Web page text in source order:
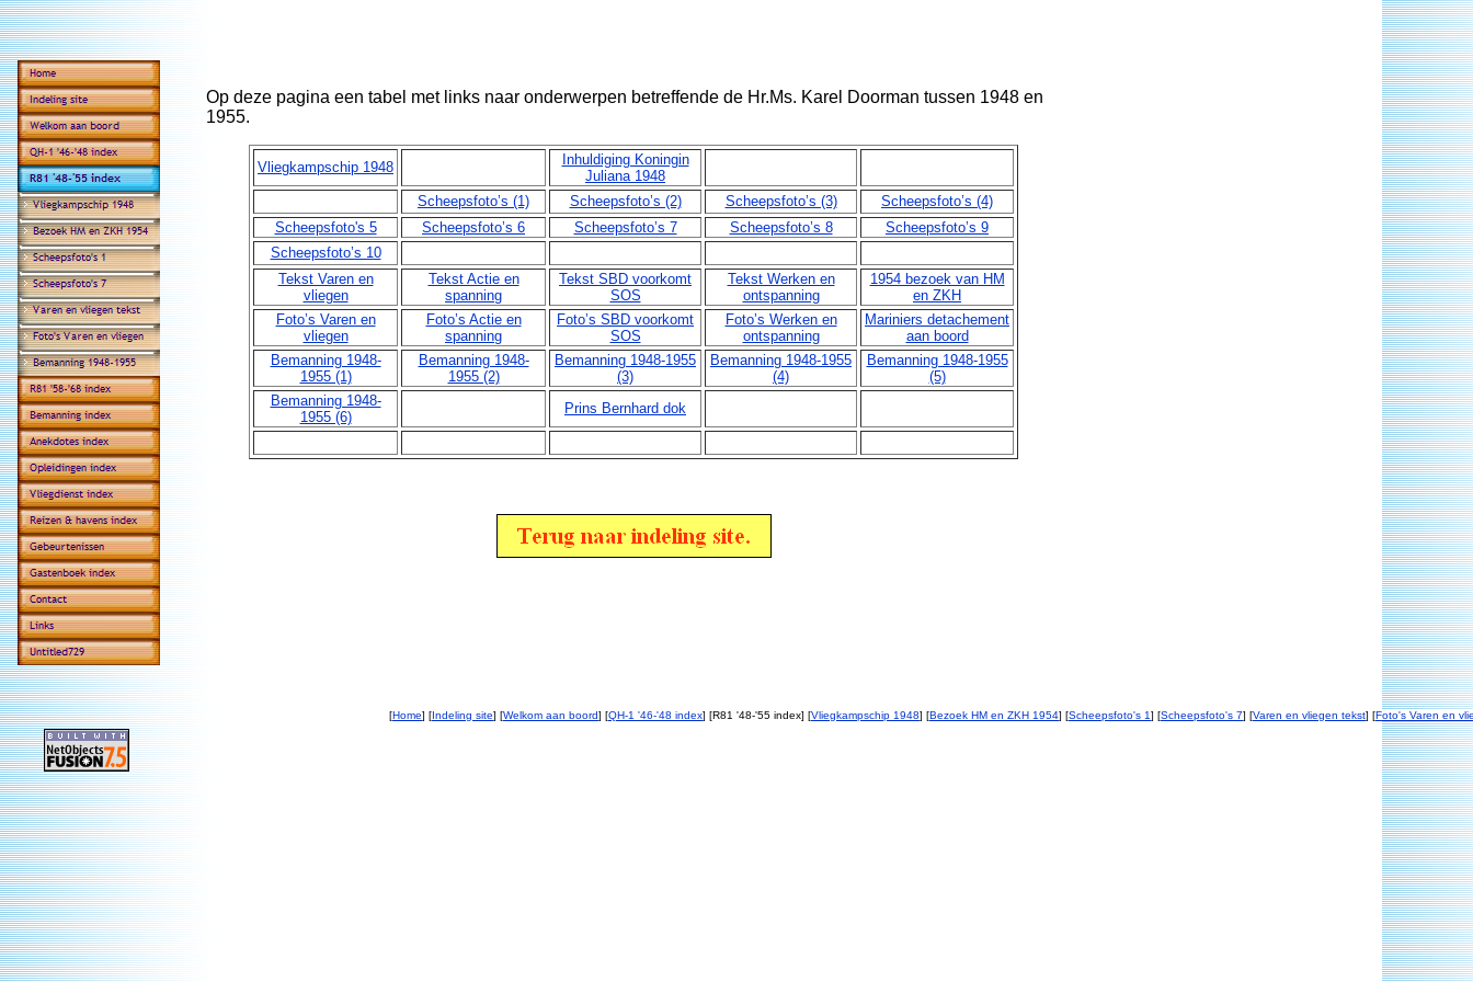
Op deze pagina een tabel met links naar onderwerpen betreffende de Hr.Ms. Karel Doorman tussen 1948 en
1955.
Vliegkampschip 1948
Inhuldiging Koningin
Juliana 1948
Scheepsfoto’s (1)
Scheepsfoto’s (2) Scheepsfoto’s (3)
Scheepsfoto’s (4)
Scheepsfoto's 5
Scheepsfoto’s 6 Scheepsfoto’s 7 Scheepsfoto’s 8
Scheepsfoto’s 9
Scheepsfoto’s 10
Tekst Varen en
vliegen
Tekst Actie en
spanning
Tekst SBD voorkomt
SOS
Tekst Werken en
ontspanning
1954 bezoek van HM
en ZKH
Foto’s Varen en
vliegen
Foto’s Actie en
spanning
Foto’s SBD voorkomt
SOS
Foto’s Werken en
ontspanning
Mariniers detachement
aan boord
Bemanning 1948-
1955 (1)
Bemanning 1948-
1955 (2)
Bemanning 1948-1955
(3)
Bemanning 1948-1955
(4)
Bemanning 1948-1955
(5)
Bemanning 1948-
1955 (6)
Prins Bernhard dok
[Home] [Indeling site] [Welkom aan boord] [QH-1 '46-'48 index] [R81 '48-'55 index] [Vliegkampschip 1948] [Bezoek HM en ZKH 1954] [Scheepsfoto's 1] [Scheepsfoto's 7] [Varen en vliegen tekst] [Foto's Varen en